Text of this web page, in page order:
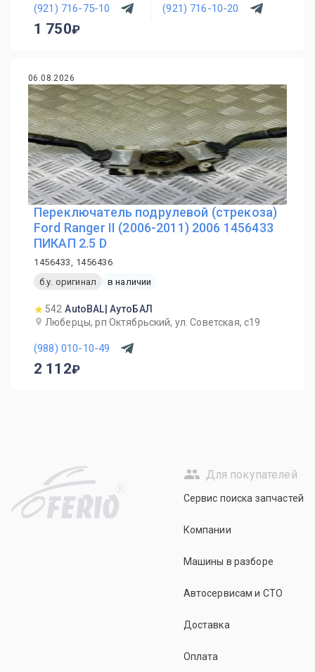
(921) 716-75-10 (921) 716-10-20
1 750
06.08.2026
Переключатель подрулевой (стрекоза)
Ford Ranger II (2006-2011) 2006 1456433
ПИКАП 2.5 D
1456433, 1456436
б.у. оригинал
в наличии
542 AutoBAL| АутоБАЛ
Люберцы, рп Октябрьский, ул. Советская, с19
(988) 010-10-49
2 112
R
Для покупателей
Сервис поиска запчастей
Компании
Машины в разборе
Автосервисам и СТО
Доставка
Оплата